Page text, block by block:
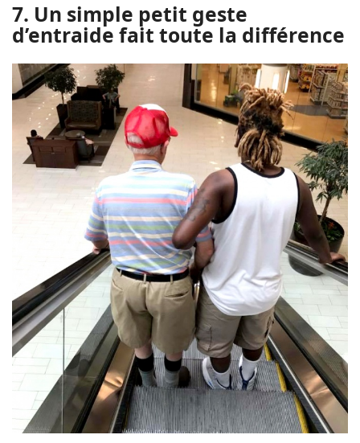
7. Un simple petit geste
d’entraide fait toute la différence